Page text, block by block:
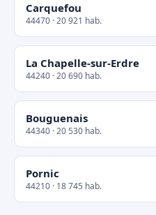
Carquefou
44470 · 20 921 hab.
La Chapelle-sur-Erdre
44240 · 20 690 hab.
Bouguenais
44340 · 20 530 hab.
Pornic
44210 · 18 745 hab.